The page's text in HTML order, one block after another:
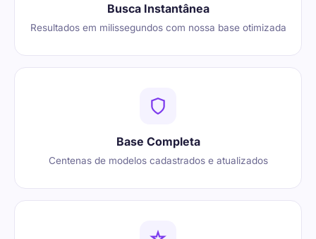
Busca Instantânea
Resultados em milissegundos com nossa base otimizada
Base Completa
Centenas de modelos cadastrados e atualizados